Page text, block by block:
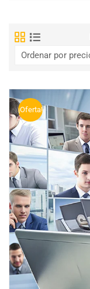
¡Oferta!